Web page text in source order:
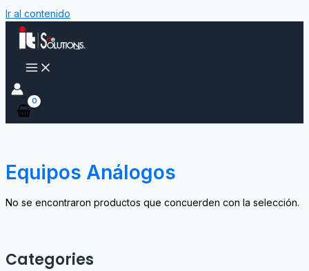
Ir al contenido
Categories
Equipos Análogos
No se encontraron productos que concuerden con la selección.